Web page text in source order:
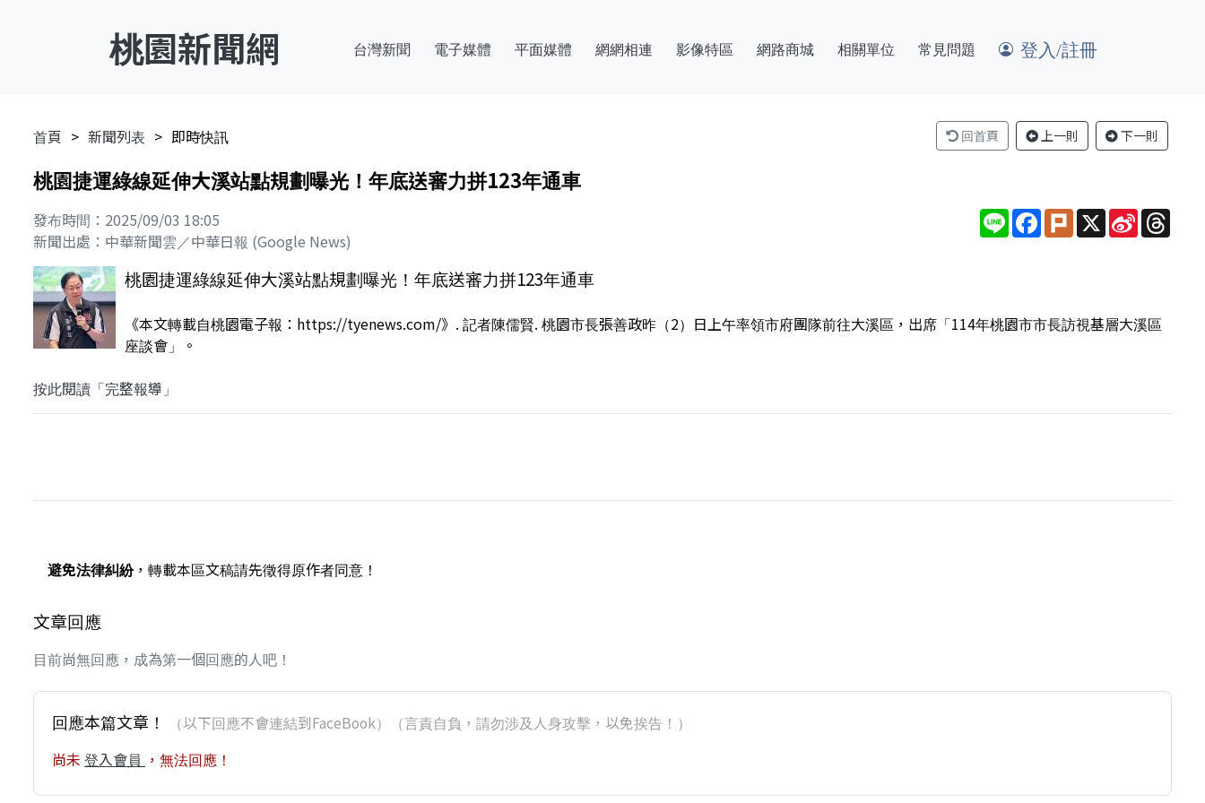
桃園新聞網 台灣新聞 電子媒體 平面媒體 網網相連 影像特區 網路商城 相關單位 常見問題 登入/註冊
首頁 新聞列表 即時快訊 回首頁 上一則 下一則
桃園捷運綠線延伸大溪站點規劃曝光！年底送審力拼123年通車
發布時間：2025/09/03 18:05
新聞出處：中華新聞雲／中華日報 (Google News)
Line Facebook
PlurkX Sina
Weibo
桃園捷運綠線延伸大溪站點規劃曝光！年底送審力拼123年通車
《本文轉載自桃園電子報：https://tyenews.com/》. 記者陳儒賢. 桃園市長張善政昨（2）日上午率領市府團隊前往大溪區，出席「114年桃園市市長訪視基層大溪區
座談會」。
按此閱讀「完整報導」
避免法律糾紛，轉載本區文稿請先徵得原作者同意！
文章回應
目前尚無回應，成為第一個回應的人吧！
回應本篇文章！ （以下回應不會連結到FaceBook）（言責自負，請勿涉及人身攻擊，以免挨告！）
尚未 登入會員 ，無法回應！